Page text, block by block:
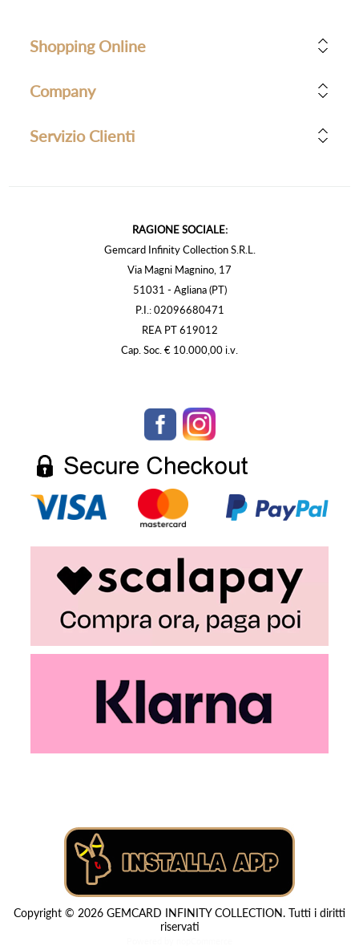
Shopping Online
Company
Servizio Clienti
RAGIONE SOCIALE:
Gemcard Infinity Collection S.R.L.
Via Magni Magnino, 17
51031 - Agliana (PT)
P.I.: 02096680471
REA PT 619012
Cap. Soc. € 10.000,00 i.v.
Copyright © 2026 GEMCARD INFINITY COLLECTION. Tutti i diritti
riservati